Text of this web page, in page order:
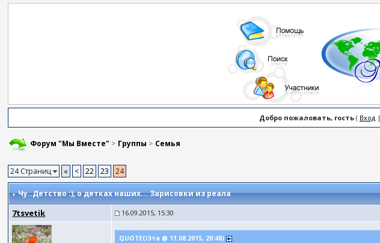
Добро пожаловать, гость( Вход|
Форум "Мы Вместе" > Группы > Семья
24 Страниц « < 22 23 24
Чу..Детство :), о детках наших... Зарисовки из реала
7tsvetik 16.09.2015, 15:30
QUOTE()Эта @ 11.08.2015, 20:48)